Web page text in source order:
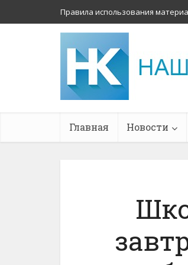
Правила использования
Главная Новости